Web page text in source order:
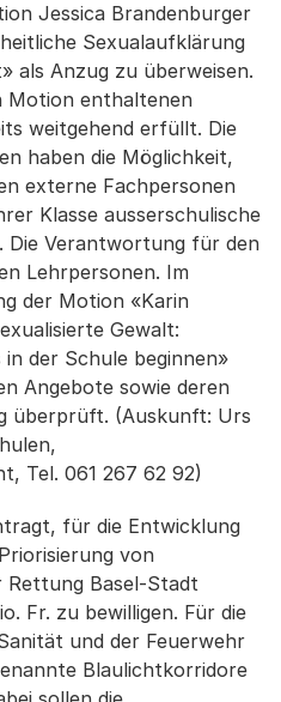
Jessica Brandenburger
Sexualaufklärung
als Anzug zu überweisen.
Motion enthaltenen
weitgehend erfüllt. Die
haben die Möglichkeit,
externe Fachpersonen
Klasse ausserschulische
Die Verantwortung für den
Lehrpersonen. Im
der Motion «Karin
Gewalt:
der Schule beginnen»
Angebote sowie deren
überprüft. (Auskunft: Urs
Tel. 061 267 62 92)
für die Entwicklung
von
Rettung Basel-Stadt
Fr. zu bewilligen. Für die
und der Feuerwehr
Blaulichtkorridore